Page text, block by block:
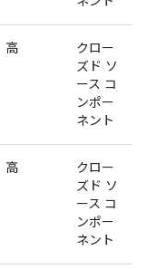
高
クロー
ズド ソ
ース コ
ンポー
ネント
高
クロー
ズド ソ
ース コ
ンポー
ネント